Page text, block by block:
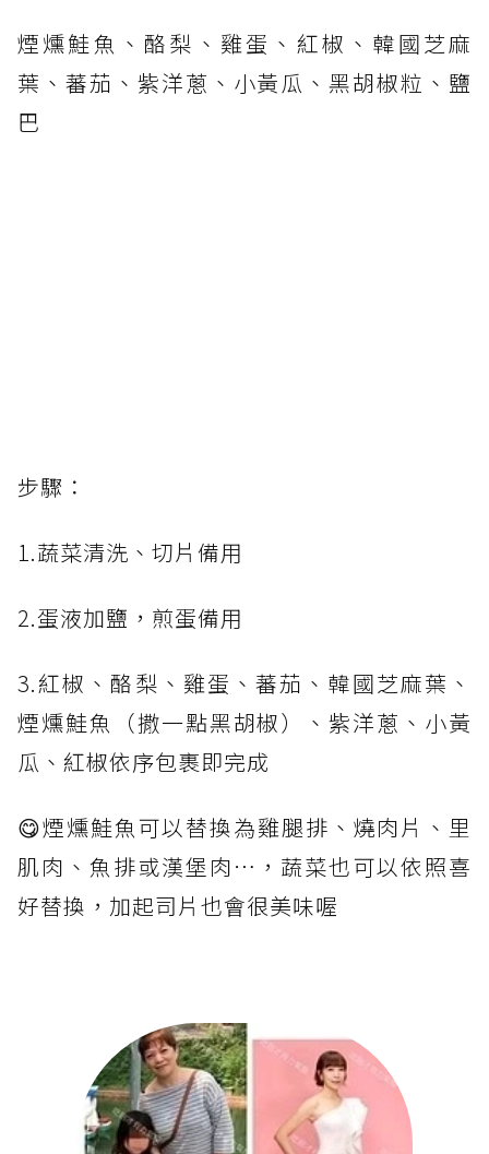
煙燻鮭魚、酪梨、雞蛋、紅椒、韓國芝麻
葉、蕃茄、紫洋蔥、小黃瓜、黑胡椒粒、鹽
巴
步驟：
1.蔬菜清洗、切片備用
2.蛋液加鹽，煎蛋備用
3.紅椒、酪梨、雞蛋、蕃茄、韓國芝麻葉、
煙燻鮭魚（撒一點黑胡椒）、紫洋蔥、小黃
瓜、紅椒依序包裹即完成
😋煙燻鮭魚可以替換為雞腿排、燒肉片、里
肌肉、魚排或漢堡肉⋯，蔬菜也可以依照喜
好替換，加起司片也會很美味喔